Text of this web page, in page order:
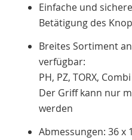
Einfache und
Betätigung des
Breites Sortiment
verfügbar:
PH, PZ, TORX,
Der Griff kann nur
werden
Abmessungen: 36 x